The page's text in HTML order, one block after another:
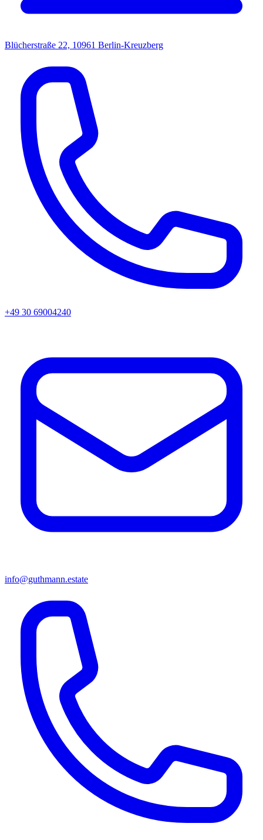
Blücherstraße 22, 10961 Berlin-Kreuzberg
+49 30 69004240
info@guthmann.estate